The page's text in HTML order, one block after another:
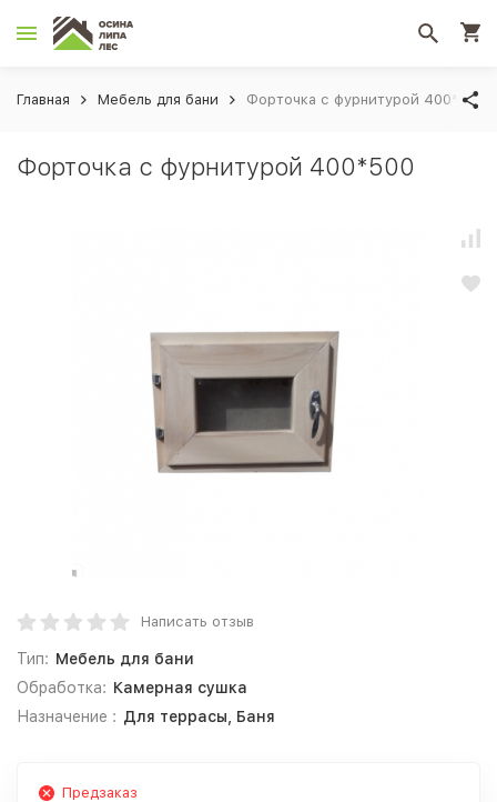
Главная Мебель для бани Форточка с фурнитурой 400*500
Форточка с фурнитурой 400*500
Написать отзыв
Тип: Мебель для бани
Обработка: Камерная сушка
Назначение : Для террасы, Баня
Предзаказ